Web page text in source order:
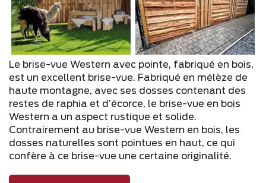
Le brise-vue Western avec pointe, fabriqué en bois,
est un excellent brise-vue. Fabriqué en mélèze de
haute montagne, avec ses dosses contenant des
restes de raphia et d’écorce, le brise-vue en bois
Western a un aspect rustique et solide.
Contrairement au brise-vue Western en bois, les
dosses naturelles sont pointues en haut, ce qui
confère à ce brise-vue une certaine originalité.